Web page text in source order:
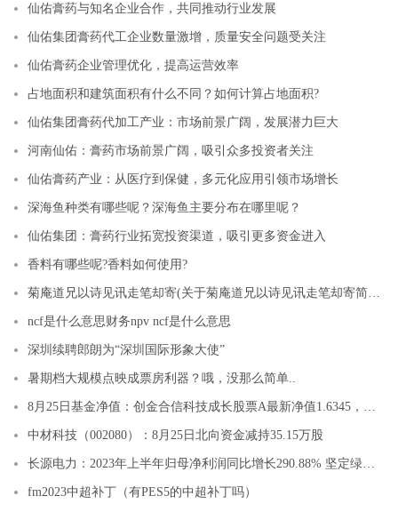
仙佑膏药与知名企业合作，共同推动行业发展
仙佑集团膏药代工企业数量激增，质量安全问题受关注
仙佑膏药企业管理优化，提高运营效率
占地面积和建筑面积有什么不同？如何计算占地面积?
仙佑集团膏药代加工产业：市场前景广阔，发展潜力巨大
河南仙佑：膏药市场前景广阔，吸引众多投资者关注
仙佑膏药产业：从医疗到保健，多元化应用引领市场增长
深海鱼种类有哪些呢？深海鱼主要分布在哪里呢？
仙佑集团：膏药行业拓宽投资渠道，吸引更多资金进入
香料有哪些呢?香料如何使用?
ncf是什么意思财务npv ncf是什么意思
深圳续聘郎朗为“深圳国际形象大使”
暑期档大规模点映成票房利器？哦，没那么简单..
中材科技（002080）：8月25日北向资金减持35.15万股
fm2023中超补丁（有PES5的中超补丁吗）